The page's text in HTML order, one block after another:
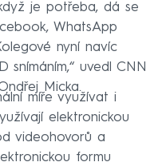
je potřeba, dá se
WhatsApp
nyní navíc
snímáním,“ uvedl CNN
Micka.
míře využívat i
elektronickou
videohovorů a
formu